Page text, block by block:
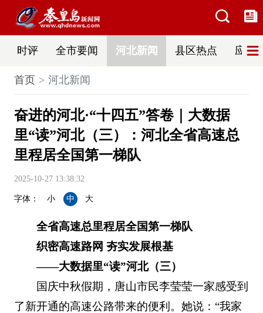
时评 全市要闻 河北新闻 县区热点 应急
首页 河北新闻
奋进的河北·“十四五”答卷｜大数据
里“读”河北（三）：河北全省高速总
里程居全国第一梯队
2025-10-27 13:38:32
字体： 小 中 大
全省高速总里程居全国第一梯队
织密高速路网 夯实发展根基
——大数据里“读”河北（三）
国庆中秋假期，唐山市民李莹莹一家感受到
了新开通的高速公路带来的便利。她说：“我家